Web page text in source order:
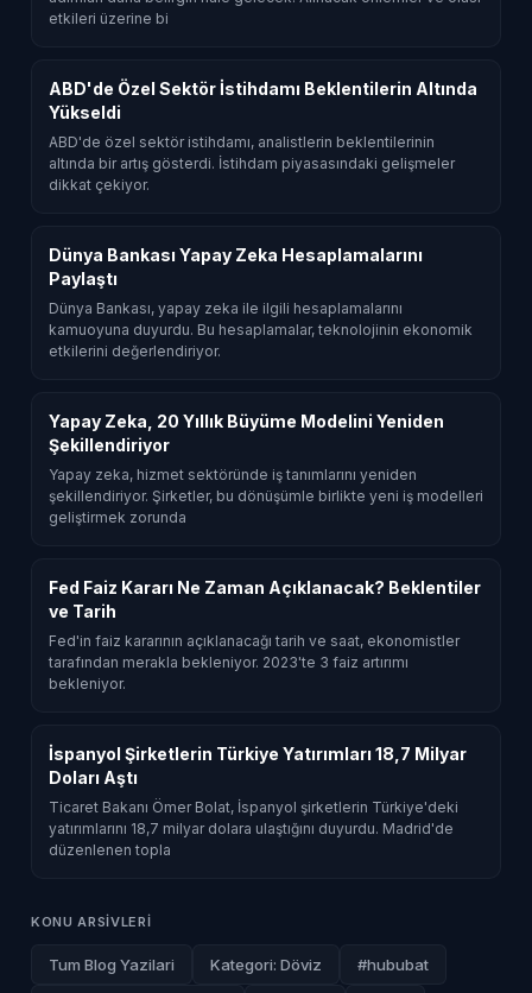
etkileri üzerine bi
ABD'de Özel Sektör İstihdamı Beklentilerin Altında
Yükseldi
ABD'de özel sektör istihdamı, analistlerin beklentilerinin
altında bir artış gösterdi. İstihdam piyasasındaki gelişmeler
dikkat çekiyor.
Dünya Bankası Yapay Zeka Hesaplamalarını
Paylaştı
Dünya Bankası, yapay zeka ile ilgili hesaplamalarını
kamuoyuna duyurdu. Bu hesaplamalar, teknolojinin ekonomik
etkilerini değerlendiriyor.
Yapay Zeka, 20 Yıllık Büyüme Modelini Yeniden
Şekillendiriyor
Yapay zeka, hizmet sektöründe iş tanımlarını yeniden
şekillendiriyor. Şirketler, bu dönüşümle birlikte yeni iş modelleri
geliştirmek zorunda
Fed Faiz Kararı Ne Zaman Açıklanacak? Beklentiler
ve Tarih
Fed'in faiz kararının açıklanacağı tarih ve saat, ekonomistler
tarafından merakla bekleniyor. 2023'te 3 faiz artırımı
bekleniyor.
İspanyol Şirketlerin Türkiye Yatırımları 18,7 Milyar
Doları Aştı
Ticaret Bakanı Ömer Bolat, İspanyol şirketlerin Türkiye'deki
yatırımlarını 18,7 milyar dolara ulaştığını duyurdu. Madrid'de
düzenlenen topla
KONU ARSIVLERI
Tum Blog Yazilari Kategori: Döviz #hububat